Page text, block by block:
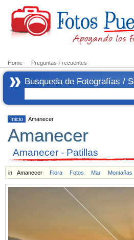
Home Preguntas Frecuentes
Busqueda de Fotografías /
Inicio Amanecer
Amanecer
Amanecer - Patillas
in Amanecer Flora Fotos Mar Montañas